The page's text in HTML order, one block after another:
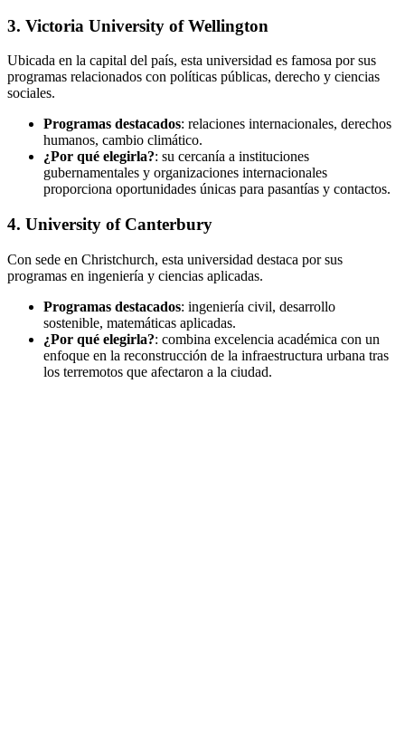
3. Victoria University of Wellington
Ubicada en la capital del país, esta universidad es famosa por sus
programas relacionados con políticas públicas, derecho y ciencias
sociales.
Programas destacados: relaciones internacionales, derechos
humanos, cambio climático.
¿Por qué elegirla?: su cercanía a instituciones
gubernamentales y organizaciones internacionales
proporciona oportunidades únicas para pasantías y contactos.
4. University of Canterbury
Con sede en Christchurch, esta universidad destaca por sus
programas en ingeniería y ciencias aplicadas.
Programas destacados: ingeniería civil, desarrollo
sostenible, matemáticas aplicadas.
¿Por qué elegirla?: combina excelencia académica con un
enfoque en la reconstrucción de la infraestructura urbana tras
los terremotos que afectaron a la ciudad.